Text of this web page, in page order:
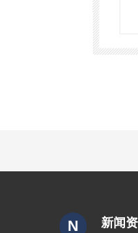
N 新闻